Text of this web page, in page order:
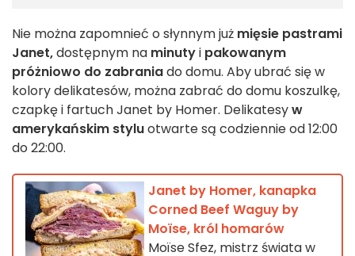
Nie można zapomnieć o słynnym już mięsie pastrami
Janet,dostępnym na minutyi pakowanym
próżniowo do zabraniado domu. Aby ubrać się w
kolory delikatesów, można zabrać do domu koszulkę,
czapkę i fartuch Janet by Homer. Delikatesyw
amerykańskim styluotwarte są codziennie od 12:00
do 22:00.
Janet by Homer, kanapka
Corned Beef Waguy by
Moïse, król homarów
Moïse Sfez, mistrz świata w